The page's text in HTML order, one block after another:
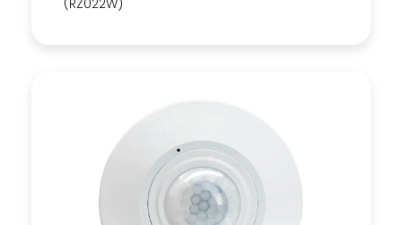
(RZ022W)